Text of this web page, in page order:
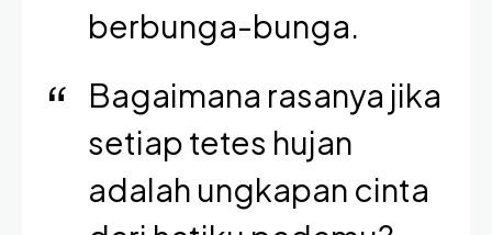
berbunga-bunga.
Bagaimana rasanya jika
setiap tetes hujan
adalah ungkapan cinta